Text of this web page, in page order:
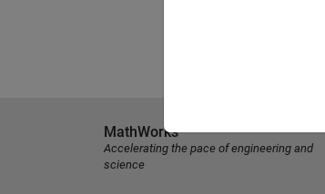
MathWorks
Accelerating the pace of engineering and
science